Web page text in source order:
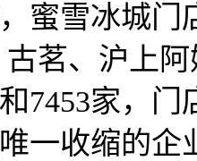
蜜雪冰城
茗、沪上
7453家，
一收缩的企